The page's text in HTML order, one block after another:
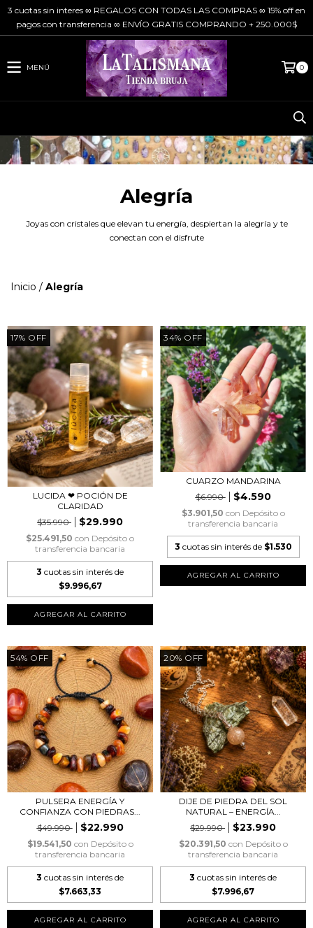
3 cuotas sin interes ∞ REGALOS CON TODAS LAS COMPRAS ∞ 15% off en
pagos con transferencia ∞ ENVÍO GRATIS COMPRANDO + 250.000$
MENÚ 0
Alegría
Joyas con cristales que elevan tu energía, despiertan la alegría y te
conectan con el disfrute
Inicio / Alegría
17% OFF
LUCIDA ❤︎ POCIÓN DE
CLARIDAD
$35.990
$29.990
$25.491,50 con Depósito o
transferencia bancaria
3 cuotas sin interés de
$9.996,67
34% OFF
CUARZO MANDARINA
$6.990
$4.590
$3.901,50 con Depósito o
transferencia bancaria
3 cuotas sin interés de $1.530
54% OFF
PULSERA ENERGÍA Y
CONFIANZA CON PIEDRAS...
$49.990
$22.990
$19.541,50 con Depósito o
transferencia bancaria
3 cuotas sin interés de
$7.663,33
20% OFF
DIJE DE PIEDRA DEL SOL
NATURAL – ENERGÍA...
$29.990
$23.990
$20.391,50 con Depósito o
transferencia bancaria
3 cuotas sin interés de
$7.996,67